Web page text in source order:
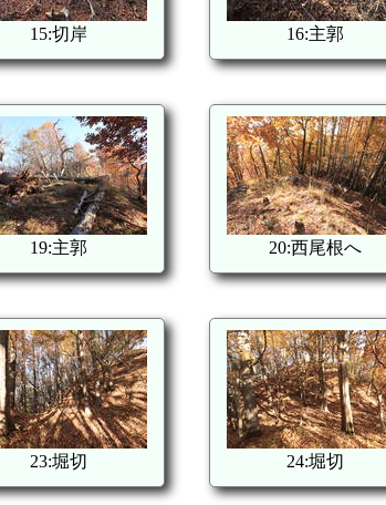
15:切岸 16:主郭
19:主郭 20:西尾根へ
23:堀切 24:堀切